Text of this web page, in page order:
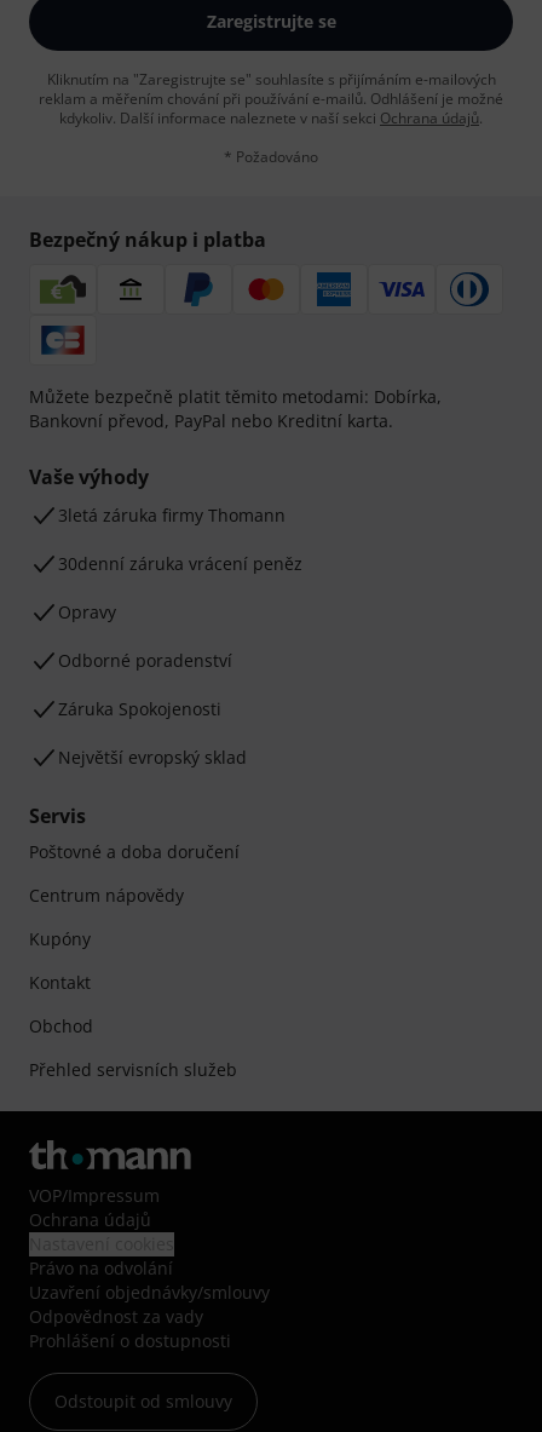
Zaregistrujte se
Kliknutím na "Zaregistrujte se" souhlasíte s přijímáním e-mailových
reklam a měřením chování při používání e-mailů. Odhlášení je možné
kdykoliv. Další informace naleznete v naší sekci Ochrana údajů.
* Požadováno
Bezpečný nákup i platba
Můžete bezpečně platit těmito metodami: Dobírka,
Bankovní převod, PayPal nebo Kreditní karta.
Vaše výhody
3letá záruka firmy Thomann
30denní záruka vrácení peněz
Opravy
Odborné poradenství
Záruka Spokojenosti
Největší evropský sklad
Servis
Poštovné a doba doručení
Centrum nápovědy
Kupóny
Kontakt
Obchod
Přehled servisních služeb
VOP/Impressum
Ochrana údajů
Právo na odvolání
Uzavření objednávky/smlouvy
Odpovědnost za vady
Prohlášení o dostupnosti
Odstoupit od smlouvy